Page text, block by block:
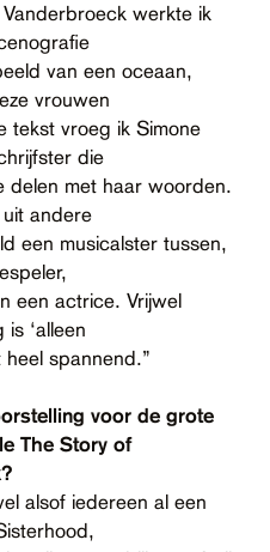
werkte ik
van een oceaan,
vrouwen
tekst vroeg ik Simone
die
delen met haar woorden.
andere
een musicalster tussen,
een actrice. Vrijwel
‘alleen
spannend.”
voor de grote
The Story of
alsof iedereen al een